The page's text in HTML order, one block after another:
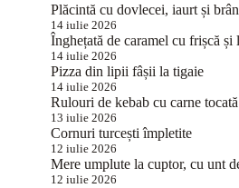
Plăcintă cu dovlecei, iaurt și
14 iulie 2026
Înghețată de caramel cu frișcă și
14 iulie 2026
Pizza din lipii fâșii la tigaie
14 iulie 2026
Rulouri de kebab cu carne
13 iulie 2026
Cornuri turcești împletite
12 iulie 2026
Mere umplute la cuptor, cu unt
12 iulie 2026